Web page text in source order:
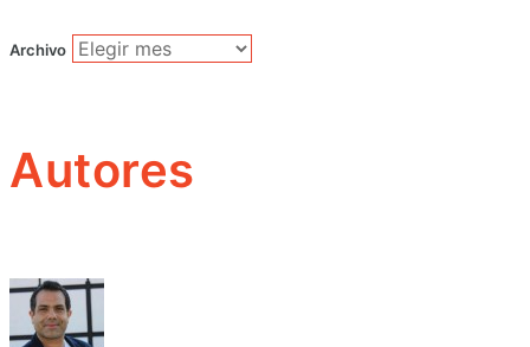
Archivo
Autores